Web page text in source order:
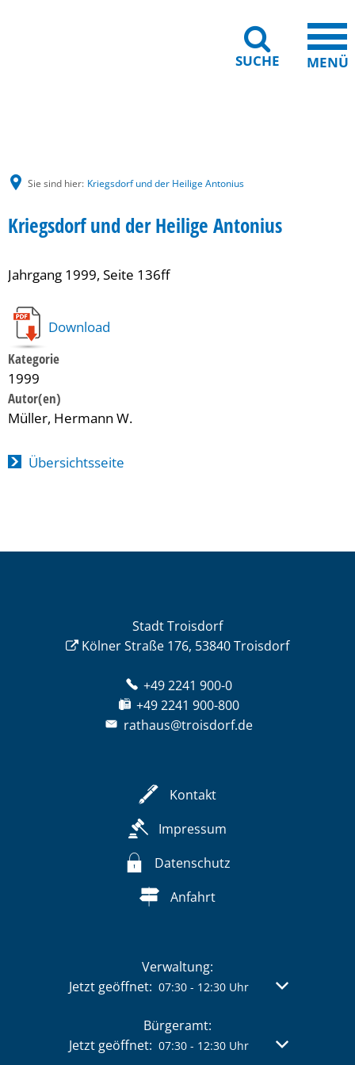
SUCHE MENÜ
Sie sind hier: Kriegsdorf und der Heilige Antonius
Kriegsdorf und der Heilige Antonius
Jahrgang 1999, Seite 136ff
Download
Kategorie
1999
Müller, Hermann W.
Übersichtsseite
Stadt Troisdorf
Kölner Straße 176, 53840 Troisdorf
+49 2241 900-0
+49 2241 900-800
rathaus@troisdorf.de
Kontakt
Impressum
Datenschutz
Anfahrt
Verwaltung:
Klicken, um weitere Öffnungs- oder
Jetzt geöffnet: 07:30- 12:30Uhr Von 07:30
Bürgeramt:
Klicken, um weitere Öffnungs- oder
Jetzt geöffnet: 07:30- 12:30Uhr Von 07:30